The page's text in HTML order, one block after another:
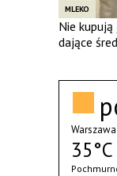
MLEKO
Nie
dające
Warszawa
35°C